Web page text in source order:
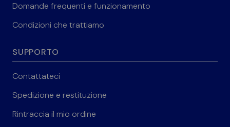
Domande frequenti e funzionamento
Condizioni che trattiamo
SUPPORTO
Contattateci
Spedizione e restituzione
Rintraccia il mio ordine